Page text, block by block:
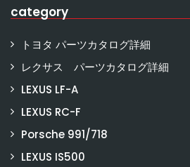
category
トヨタ パーツカタログ詳細
レクサス パーツカタログ詳細
LEXUS LF-A
LEXUS RC-F
Porsche 991/718
LEXUS IS500